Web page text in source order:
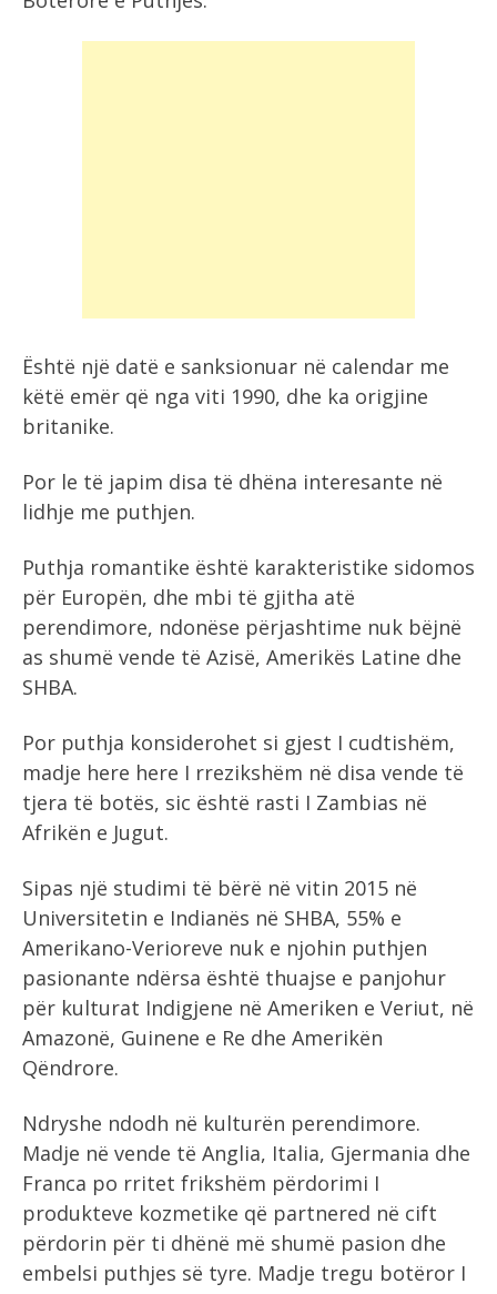
Është një datë e sanksionuar në calendar me
këtë emër që nga viti 1990, dhe ka origjine
britanike.
Por le të japim disa të dhëna interesante në
lidhje me puthjen.
Puthja romantike është karakteristike sidomos
për Europën, dhe mbi të gjitha atë
perendimore, ndonëse përjashtime nuk bëjnë
as shumë vende të Azisë, Amerikës Latine dhe
SHBA.
Por puthja konsiderohet si gjest I cudtishëm,
madje here here I rrezikshëm në disa vende të
tjera të botës, sic është rasti I Zambias në
Afrikën e Jugut.
Sipas një studimi të bërë në vitin 2015 në
Universitetin e Indianës në SHBA, 55% e
Amerikano-Verioreve nuk e njohin puthjen
pasionante ndërsa është thuajse e panjohur
për kulturat Indigjene në Ameriken e Veriut, në
Amazonë, Guinene e Re dhe Amerikën
Qëndrore.
Ndryshe ndodh në kulturën perendimore.
Madje në vende të Anglia, Italia, Gjermania dhe
Franca po rritet frikshëm përdorimi I
produkteve kozmetike që partnered në cift
përdorin për ti dhënë më shumë pasion dhe
embelsi puthjes së tyre. Madje tregu botëror I